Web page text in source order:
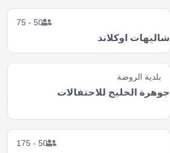
50 - 75
شاليهات اوكلاند
بلدية الروضة
جوهرة الخليج للاحتفالات
50 - 175